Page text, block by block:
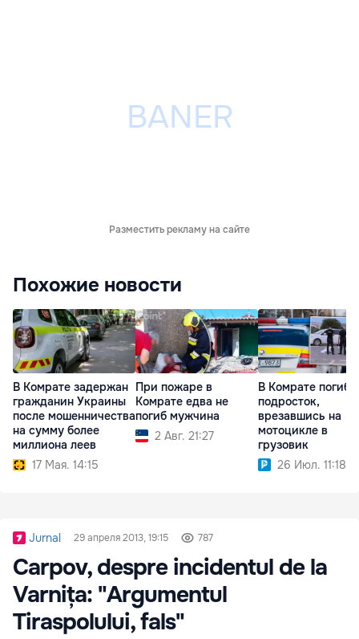
Разместить рекламу на сайте
Похожие новости
В Комрате задержан
гражданин Украины
после мошенничества
на сумму более
миллиона леев
17 Мая. 14:15
При пожаре в
Комрате едва не
погиб мужчина
2 Авг. 21:27
В Комрате погиб
подросток,
врезавшись на
мотоцикле в
грузовик
26 Июл. 11:18
Jurnal 29 апреля 2013, 19:15 787
Carpov, despre incidentul de la
Varnița: "Argumentul
Tiraspolului, fals"